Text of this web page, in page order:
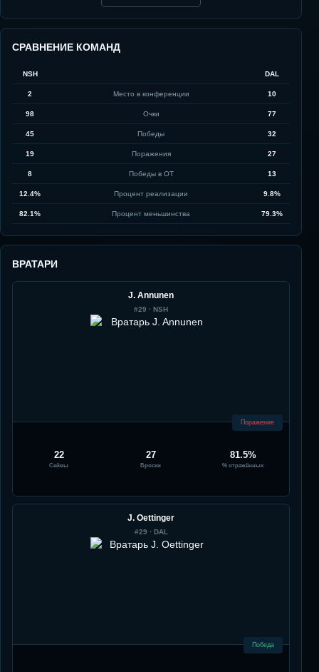
СРАВНЕНИЕ КОМАНД
NSH DAL
2 Место в конференции 10
98 Очки 77
45 Победы 32
19 Поражения 27
8 Победы в ОТ 13
12.4% Процент реализации 9.8%
82.1% Процент меньшинства 79.3%
ВРАТАРИ
J. Annunen
#29 · NSH
Поражение
22
Сейвы
27
Броски
81.5%
% отражённых
J. Oettinger
#29 · DAL
Победа